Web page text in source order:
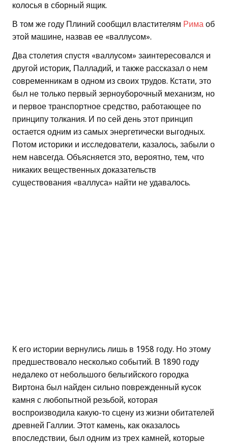
колосья в сборный ящик.
В том же году Плиний сообщил властителям Рима об
этой машине, назвав ее «валлусом».
Два столетия спустя «валлусом» заинтересовался и
другой историк, Палладий, и также рассказал о нем
современникам в одном из своих трудов. Кстати, это
был не только первый зерноуборочный механизм, но
и первое транспортное средство, работающее по
принципу толкания. И по сей день этот принцип
остается одним из самых энергетически выгодных.
Потом историки и исследователи, казалось, забыли о
нем навсегда. Объясняется это, вероятно, тем, что
никаких вещественных доказательств
существования «валлуса» найти не удавалось.
К его истории вернулись лишь в 1958 году. Но этому
предшествовало несколько событий. В 1890 году
недалеко от небольшого бельгийского городка
Виртона был найден сильно поврежденный кусок
камня с любопытной резьбой, которая
воспроизводила какую-то сцену из жизни обитателей
древней Галлии. Этот камень, как оказалось
впоследствии, был одним из трех камней, которые